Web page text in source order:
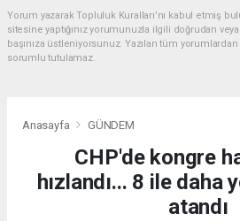
Yorum yazarak Topluluk Kuralları’nı kabul etmiş
sitesine yaptığınız yorumunuzla ilgili doğrudan
başınıza üstleniyorsunuz. Yazılan tüm
sorumlu tutulamaz.
Anasayfa GÜNDEM
CHP'de kongre
hızlandı... 8 ile daha
atandı